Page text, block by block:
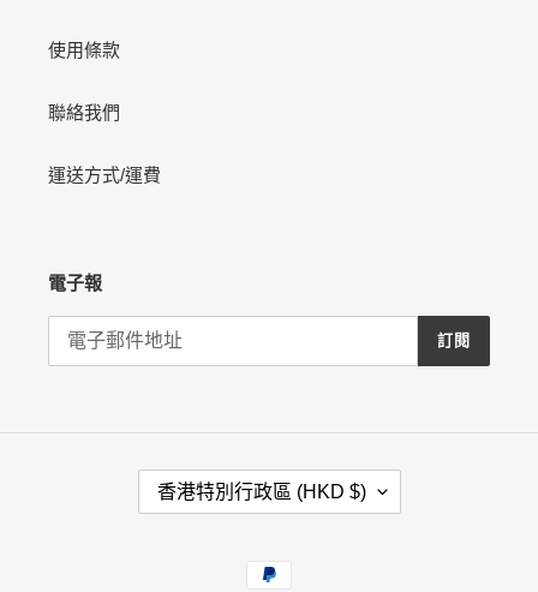
使用條款
聯絡我們
運送方式/運費
電子報
訂閱
國香港特別行政區 (HKD $)
付
款